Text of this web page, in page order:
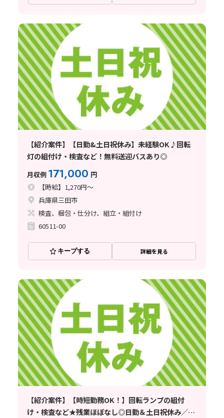
【紹介案件】【日勤&土日祝休み】未経験OK♪回転
灯の組付け・検査など！無料送迎バスあり◎
月収例 171,000 円
【時給】1,270円～
兵庫県三田市
検査、梱包・仕分け、組立・組付け
60511-00
キープする 詳細を見る
【紹介案件】【時短勤務OK！】回転ランプの組付
け・検査など★残業ほぼなし◎日勤＆土日祝休み／未